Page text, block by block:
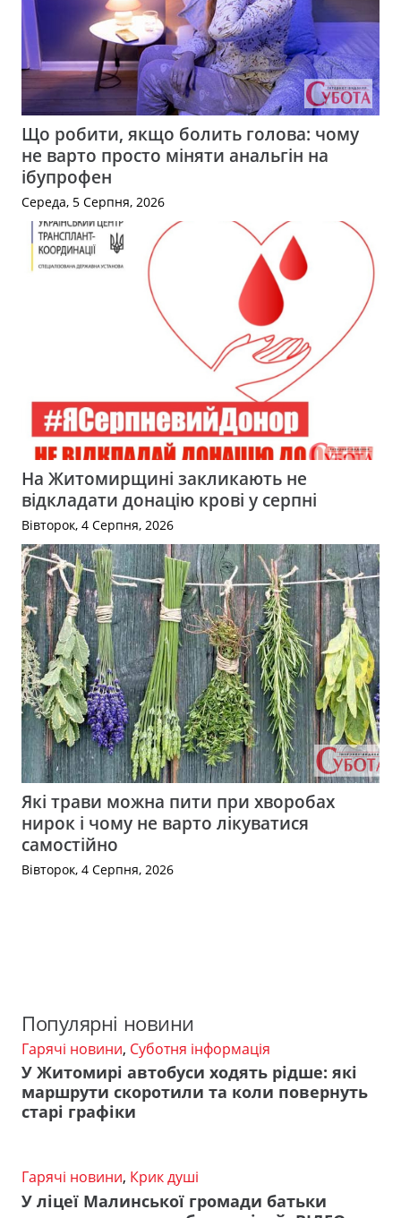
Що робити, якщо болить голова: чому
не варто просто міняти анальгін на
ібупрофен
Середа, 5 Серпня, 2026
На Житомирщині закликають не
відкладати донацію крові у серпні
Вівторок, 4 Серпня, 2026
Які трави можна пити при хворобах
нирок і чому не варто лікуватися
самостійно
Вівторок, 4 Серпня, 2026
Популярні новини
Гарячі новини, Суботня інформація
У Житомирі автобуси ходять рідше: які
маршрути скоротили та коли повернуть
старі графіки
Гарячі новини, Крик душі
У ліцеї Малинської громади батьки